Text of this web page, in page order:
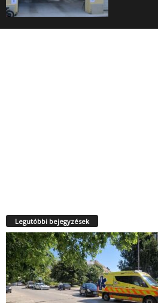
Legutóbbi bejegyzések